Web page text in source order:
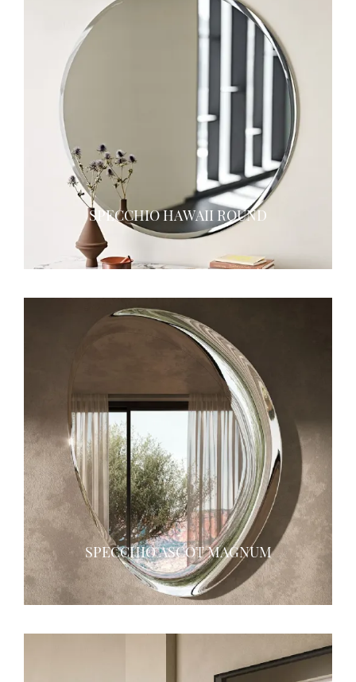
SPECCHIO HAWAII ROUND
SPECCHIO ASCOT MAGNUM